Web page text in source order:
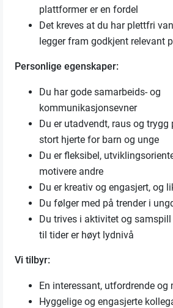
plattformer er en fordel
Det kreves at du har plettfri
legger fram godkjent relevant
Personlige egenskaper:
Du har gode samarbeids- og
kommunikasjonsevner
Du er utadvendt, raus og trygg
stort hjerte for barn og unge
Du er fleksibel,
motivere andre
Du er kreativ og engasjert, og
Du følger med på trender i
Du trives i aktivitet og
til tider er høyt lydnivå
Vi tilbyr:
En interessant, utfordrende og
Hyggelige og engasjerte